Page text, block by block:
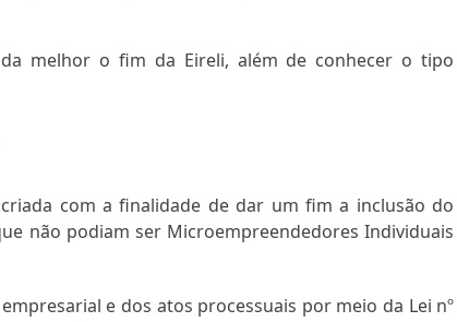
melhor o fim da Eireli, além de conhecer o tipo
com a finalidade de dar um fim a inclusão do
não podiam ser Microempreendedores Individuais
e dos atos processuais por meio da Lei nº